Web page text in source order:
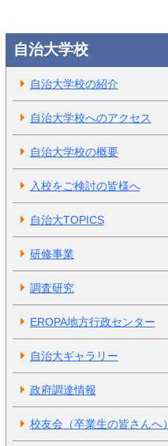
自治大学校
自治大学校の紹介
自治大学校へのアクセス
自治大学校の概要
入校をご検討の皆様へ
自治大TOPICS
研修事業
調査研究
EROPA地方行政センター
自治大ギャラリー
政府調達情報
校友会（卒業生の皆さんへ）